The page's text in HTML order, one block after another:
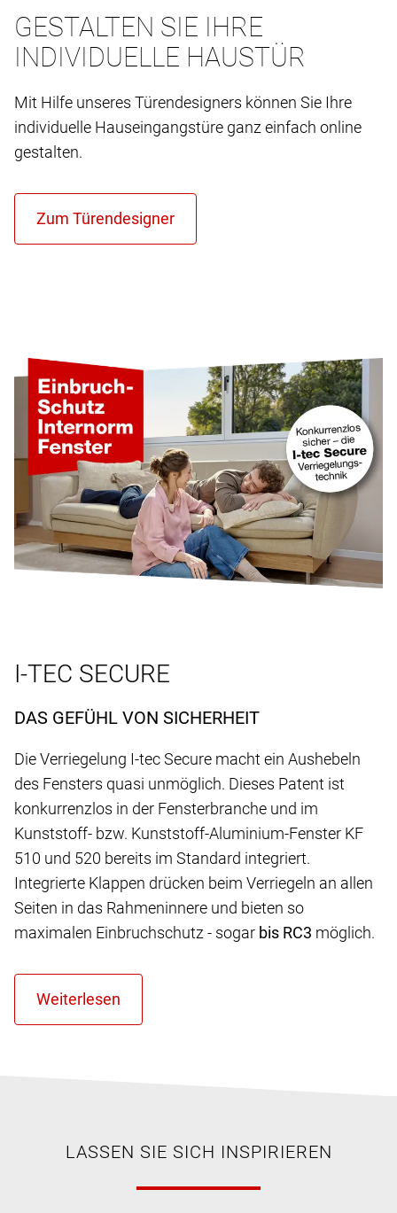
GESTALTEN SIE IHRE
INDIVIDUELLE HAUSTÜR
Mit Hilfe unseres Türendesigners können Sie Ihre
individuelle Hauseingangstüre ganz einfach online
gestalten.
I-TEC SECURE
DAS GEFÜHL VON SICHERHEIT
Die Verriegelung I-tec Secure macht ein Aushebeln
des Fensters quasi unmöglich. Dieses Patent ist
konkurrenzlos in der Fensterbranche und im
Kunststoff- bzw. Kunststoff-Aluminium-Fenster KF
510 und 520 bereits im Standard integriert.
Integrierte Klappen drücken beim Verriegeln an allen
Seiten in das Rahmeninnere und bieten so
maximalen Einbruchschutz - sogar bis RC3 möglich.
LASSEN SIE SICH INSPIRIEREN